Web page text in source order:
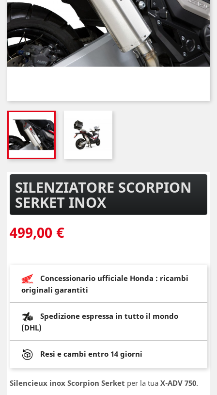
SILENZIATORE SCORPION
SERKET INOX
499,00 €
Concessionario ufficiale Honda : ricambi
originali garantiti
Spedizione espressa in tutto il mondo
(DHL)
Resi e cambi entro 14 giorni
Silencieux inox Scorpion Serket per la tua X-ADV 750.